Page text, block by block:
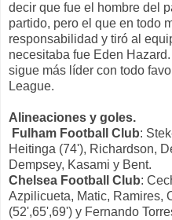
decir que fue el hombre del
partido, pero el que en todo
responsabilidad y tiró al
necesitaba fue Eden
sigue más líder con todo
League.
Alineaciones y goles.
Fulham Football Club:
Heitinga (74'), Richardson,
Dempsey, Kasami y Bent.
Chelsea Football Club:
Azpilicueta, Matic, Ramires,
(52',65',69') y Fernando